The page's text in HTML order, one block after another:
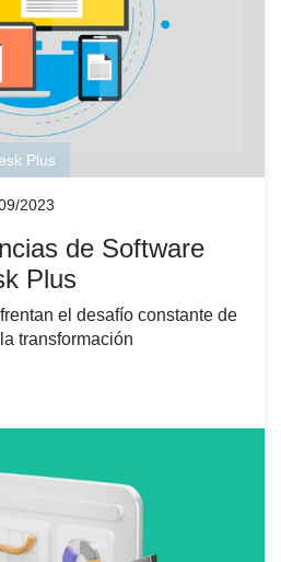
Plus
2023
de Software
Plus
el desafío constante de
transformación